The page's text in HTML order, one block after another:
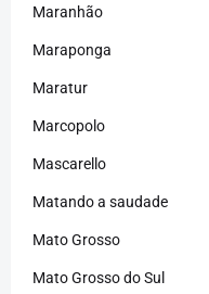
Maranhão
Maraponga
Maratur
Marcopolo
Mascarello
Matando a saudade
Mato Grosso
Mato Grosso do Sul